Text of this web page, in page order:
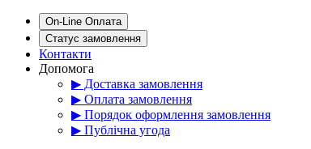
On-Line Оплата
Статус замовлення
Контакти
Допомога
▶ Доставка замовлення
▶ Оплата замовлення
▶ Порядок оформлення замовлення
▶ Публічна угода